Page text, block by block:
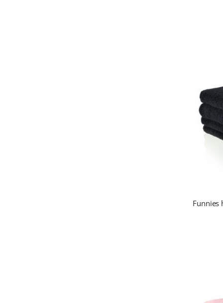
Funnies